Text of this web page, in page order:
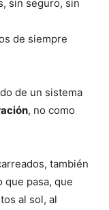
sin seguro, sin
de siempre
de un sistema
, no como
también
que pasa, que
al sol, al